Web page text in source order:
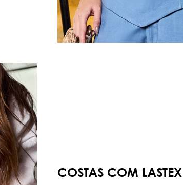
COSTAS COM LASTEX